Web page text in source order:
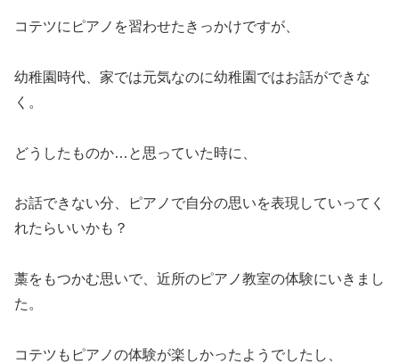
コテツにピアノを習わせたきっかけですが、
幼稚園時代、家では元気なのに幼稚園ではお話ができな
く。
どうしたものか…と思っていた時に、
お話できない分、ピアノで自分の思いを表現していってく
れたらいいかも？
藁をもつかむ思いで、近所のピアノ教室の体験にいきまし
た。
コテツもピアノの体験が楽しかったようでしたし、